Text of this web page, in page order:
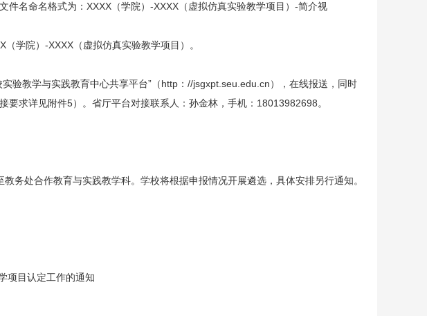
件名命名格式为：XXXX（学院）-XXXX（虚拟仿真实验教学项目）-简介视
学院）-XXXX（虚拟仿真实验教学项目）。
验教学与实践教育中心共享平台”（http：//jsgxpt.seu.edu.cn），在线报送，同时
求详见附件5）。省厅平台对接联系人：孙金林，手机：18013982698。
务处合作教育与实践教学科。学校将根据申报情况开展遴选，具体安排另行通知。
项目认定工作的通知